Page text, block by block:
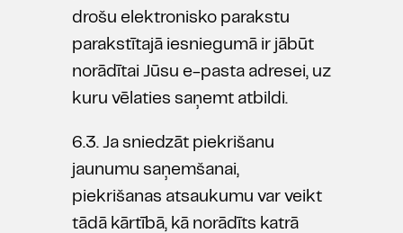
drošu elektronisko parakstu
parakstītajā iesniegumā ir jābūt
norādītai Jūsu e-pasta adresei, uz
kuru vēlaties saņemt atbildi.
6.3. Ja sniedzāt piekrišanu
jaunumu saņemšanai,
piekrišanas atsaukumu var veikt
tādā kārtībā, kā norādīts katrā